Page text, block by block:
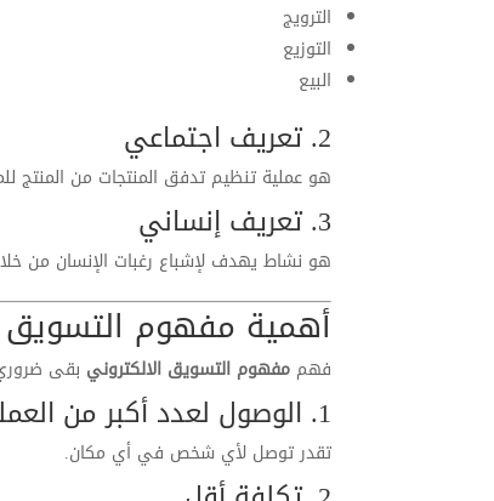
الترويج
التوزيع
البيع
2. تعريف اجتماعي
هو عملية تنظيم تدفق المنتجات من المنتج
3. تعريف إنساني
هو نشاط يهدف لإشباع رغبات الإنسان من
أهمية مفهوم التسويق
فهممفهوم التسويق الالكتروني بقى
1. الوصول لعدد أكبر من العملاء
تقدر توصل لأي شخص في أي مكان.